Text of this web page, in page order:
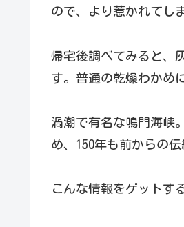
ので、より惹かれてし
帰宅後調べてみると、
す。普通の乾燥わかめ
渦潮で有名な鳴門海峡
め、150年も前からの
こんな情報をゲットす